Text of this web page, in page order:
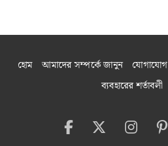
হোম আমাদের সম্পর্কে জানুন যোগাযোগ
ব্যবহারের শর্তাবলী